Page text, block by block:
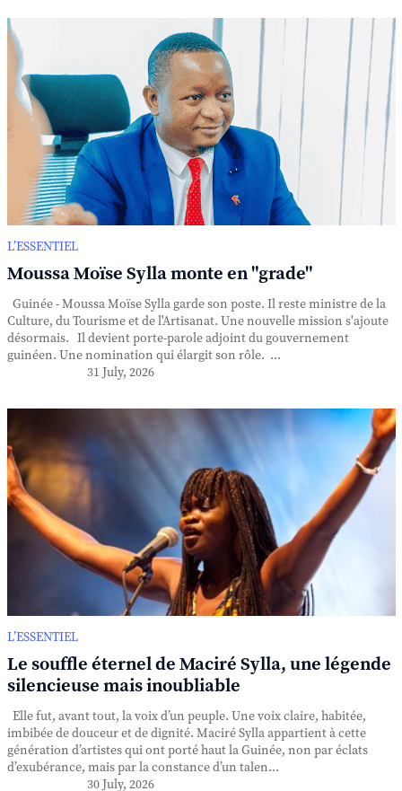
L’ESSENTIEL
Moussa Moïse Sylla monte en "grade"
Guinée - Moussa Moïse Sylla garde son poste. Il reste ministre de la
Culture, du Tourisme et de l'Artisanat. Une nouvelle mission s'ajoute
désormais. Il devient porte-parole adjoint du gouvernement
guinéen. Une nomination qui élargit son rôle. ...
31 July, 2026
L’ESSENTIEL
Le souffle éternel de Maciré Sylla, une légende
silencieuse mais inoubliable
Elle fut, avant tout, la voix d’un peuple. Une voix claire, habitée,
imbibée de douceur et de dignité. Maciré Sylla appartient à cette
génération d’artistes qui ont porté haut la Guinée, non par éclats
d’exubérance, mais par la constance d’un talen...
30 July, 2026